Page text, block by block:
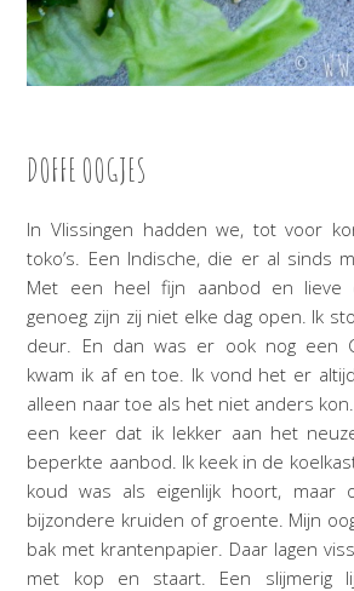
DOFFE OOGJES
In Vlissingen hadden we, tot voor
toko’s. Een Indische, die er al sinds
Met een heel fijn aanbod en lieve
genoeg zijn zij niet elke dag open. Ik
deur. En dan was er ook nog een
kwam ik af en toe. Ik vond het er
alleen naar toe als het niet anders
een keer dat ik lekker aan het
beperkte aanbod. Ik keek in de
koud was als eigenlijk hoort, maar
bijzondere kruiden of groente. Mijn
bak met krantenpapier. Daar lagen
met kop en staart. Een slijmerig